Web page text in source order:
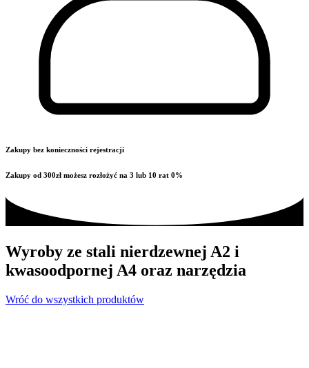
Zakupy bez konieczności rejestracji
Zakupy od 300zł możesz rozłożyć na 3 lub 10 rat 0%
Wyroby ze stali nierdzewnej A2 i
kwasoodpornej A4 oraz narzędzia
Wróć do wszystkich produktów